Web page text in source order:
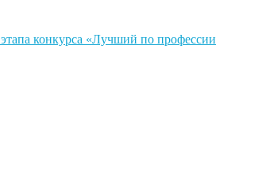
конкурса «Лучший по профессии